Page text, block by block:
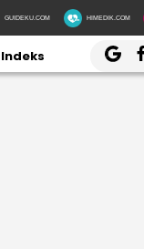
GUIDEKU.COM HIMEDIK.COM
Indeks